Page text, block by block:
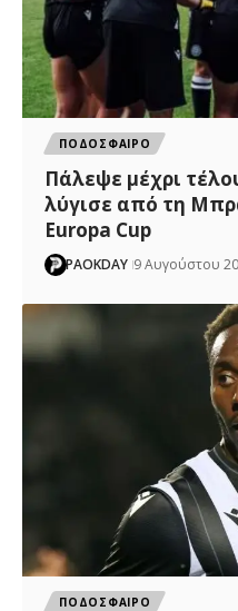
ΠΟΔΟΣΦΑΙΡΟ
Πάλεψε μέχρι
λύγισε από τη
Europa Cup
PAOKDAY 9 Αυγούστου
ΠΟΔΟΣΦΑΙΡΟ